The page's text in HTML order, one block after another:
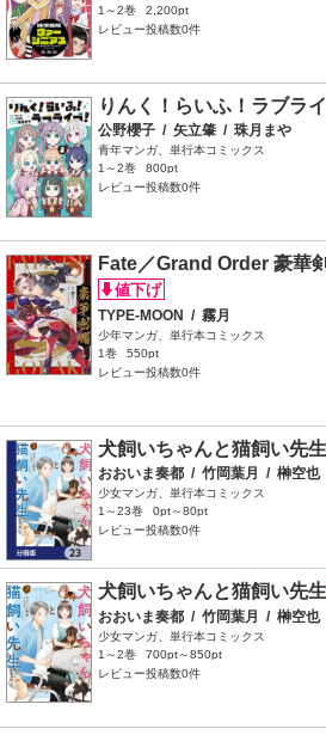
1～2巻
2,200pt
レビュー投稿数0件
りんく！らいふ！ラブライ
公野櫻子 / 矢立肇 / 珠月まや
青年マンガ、単行本コミックス
1～2巻
800pt
レビュー投稿数0件
Fate／Grand Order 豪華
TYPE-MOON / 霧月
少年マンガ、単行本コミックス
1巻
550pt
レビュー投稿数0件
犬飼いちゃんと猫飼い先生
おおいま奏都 / 竹岡葉月 / 榊空也
少女マンガ、単行本コミックス
1～23巻
0pt～80pt
レビュー投稿数0件
犬飼いちゃんと猫飼い先生
おおいま奏都 / 竹岡葉月 / 榊空也
少女マンガ、単行本コミックス
1～2巻
700pt～850pt
レビュー投稿数0件